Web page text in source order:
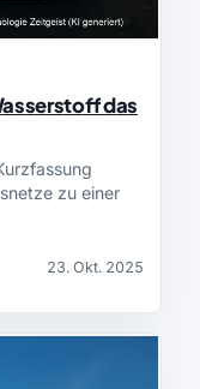
das
zu einer
23. Okt. 2025